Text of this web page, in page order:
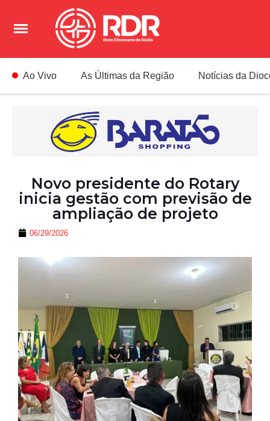
Ao Vivo As Últimas da Região Notícias da
Novo presidente do Rotary
inicia gestão com previsão de
ampliação de projeto
06/29/2026